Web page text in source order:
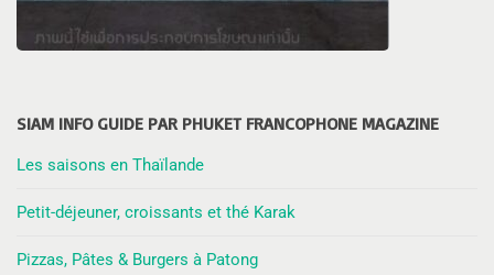
SIAM INFO GUIDE PAR PHUKET FRANCOPHONE MAGAZINE
Les saisons en Thaïlande
Petit-déjeuner, croissants et thé Karak
Pizzas, Pâtes & Burgers à Patong